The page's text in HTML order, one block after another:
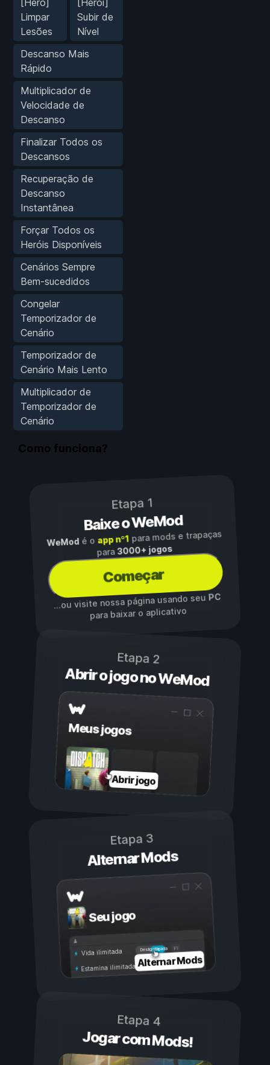
Limpar
Lesões
Subir de
Nível
Descanso Mais
Rápido
Multiplicador de
Velocidade de
Descanso
Finalizar Todos os
Descansos
Recuperação de
Descanso
Instantânea
Forçar Todos os
Heróis Disponíveis
Cenários Sempre
Bem-sucedidos
Congelar
Temporizador de
Cenário
Temporizador de
Cenário Mais Lento
Multiplicador de
Temporizador de
Cenário
Como funciona?
Etapa 1
Baixe o WeMod
WeModé o app nº1para mods e trapaças
para3000+ jogos
Começar
...ou visite nossa página usando seuPC
para baixar o aplicativo
Etapa 2
Abrir o jogo no WeMod
Meus jogos
Abrir jogo
Etapa 3
Alternar Mods
Seu jogo
Ligada
Desligada
Vida ilimitada
Estamina ilimitadaAlternar Mods
Etapa 4
Jogar com Mods!